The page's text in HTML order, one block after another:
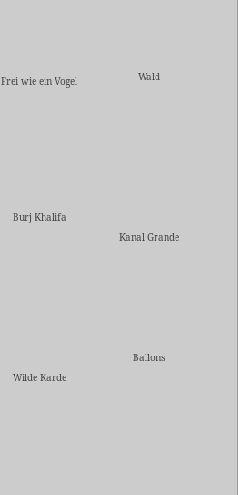
Frei wie ein Vogel Wald
Burj Khalifa
Kanal Grande
Wilde Karde
Ballons